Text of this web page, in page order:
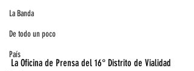
La Banda
De todo un poco
País
La Oficina de Prensa del 16° Distrito de Vialidad